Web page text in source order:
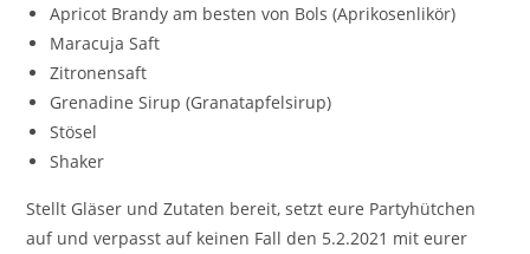
Apricot Brandy am besten von Bols (Aprikosenlikör)
Maracuja Saft
Zitronensaft
Grenadine Sirup (Granatapfelsirup)
Stösel
Shaker
Stellt Gläser und Zutaten bereit, setzt eure Partyhütchen
auf und verpasst auf keinen Fall den 5.2.2021 mit eurer